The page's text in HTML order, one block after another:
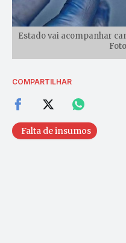
Estado vai acompanhar
COMPARTILHAR
Falta de insumos